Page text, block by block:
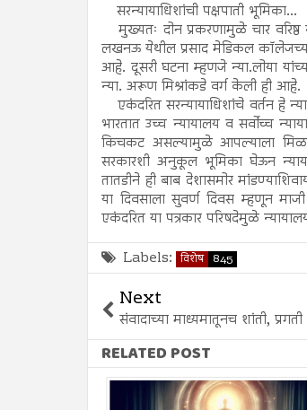
सरन्यायाधिशांची पक्षपाती भूमिका...
मुख्यतः दोन प्रकरणामुळे चार वरिष्ठ
लखनऊ येथील प्रसाद मेडिकल
आहे. दूसरी घटना म्हणजे न्या.लोया
न्या. अरूण मिश्रांकडे वर्ग केली ही आहे.
एकंदरित सरन्यायाधिशांचे वर्तन हे
भारतात उच्च न्यायालय व सर्वोच्च
किचकट असल्यामुळे आपल्याला
सरकारशी अनुकूल भूमिका घेऊन
तातडीने ही बाब देशासमोर
या दिवसाला सुवर्ण दिवस म्हणून
एकंदरित या पत्रकार परिषदेमुळे
Labels: विशेष 845
Next
संवादाच्या माध्यमातूनच शांती,
RELATED POST